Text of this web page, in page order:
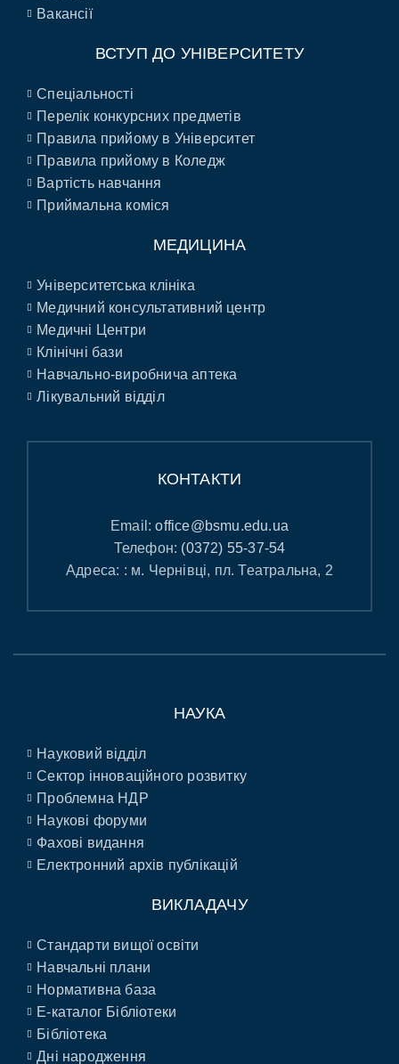
Вакансії
ВСТУП ДО УНІВЕРСИТЕТУ
Спеціальності
Перелік конкурсних предметів
Правила прийому в Університет
Правила прийому в Коледж
Вартість навчання
Приймальна коміся
МЕДИЦИНА
Університетська клініка
Медичний консультативний центр
Медичні Центри
Клінічні бази
Навчально-виробнича аптека
Лікувальний відділ
КОНТАКТИ
Email:office@bsmu.edu.ua
Телефон: (0372) 55-37-54
Адреса: : м. Чернівці, пл. Театральна, 2
НАУКА
Науковий відділ
Сектор інноваційного розвитку
Проблемна НДР
Наукові форуми
Фахові видання
Електронний архів публікацій
ВИКЛАДАЧУ
Стандарти вищої освіти
Навчальні плани
Нормативна база
E-каталог Бібліотеки
Бібліотека
Дні народження